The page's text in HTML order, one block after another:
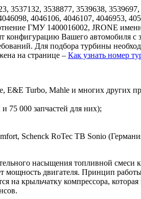
3537132, 3538877, 3539638,
4046106, 4046107, 4046953,
ГМУ 1400016002, JRONE
Вашего автомобиля с
Для подбора турбины
на странице – Как узнать номер
Turbo, Mahle и многих других
75 000 запчастей для них);
Schenck RoTec TB Sonio
насыщения топливной смеси
двигателя. Принцип
крыльчатку компрессора,